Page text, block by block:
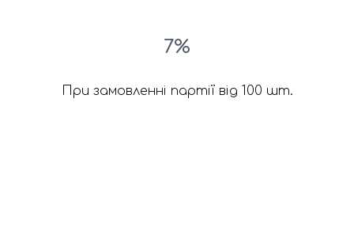
7%
При замовленні партії від 100 шт.